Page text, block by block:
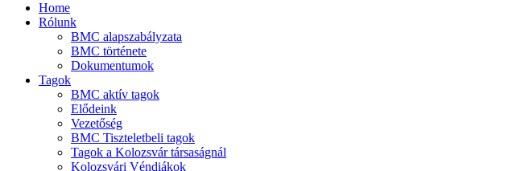
Home
Rólunk
BMC alapszabályzata
BMC története
Dokumentumok
Tagok
BMC aktív tagok
Elődeink
Vezetőség
BMC Tiszteletbeli tagok
Tagok a Kolozsvár társaságnál
Kolozsvári Véndiákok